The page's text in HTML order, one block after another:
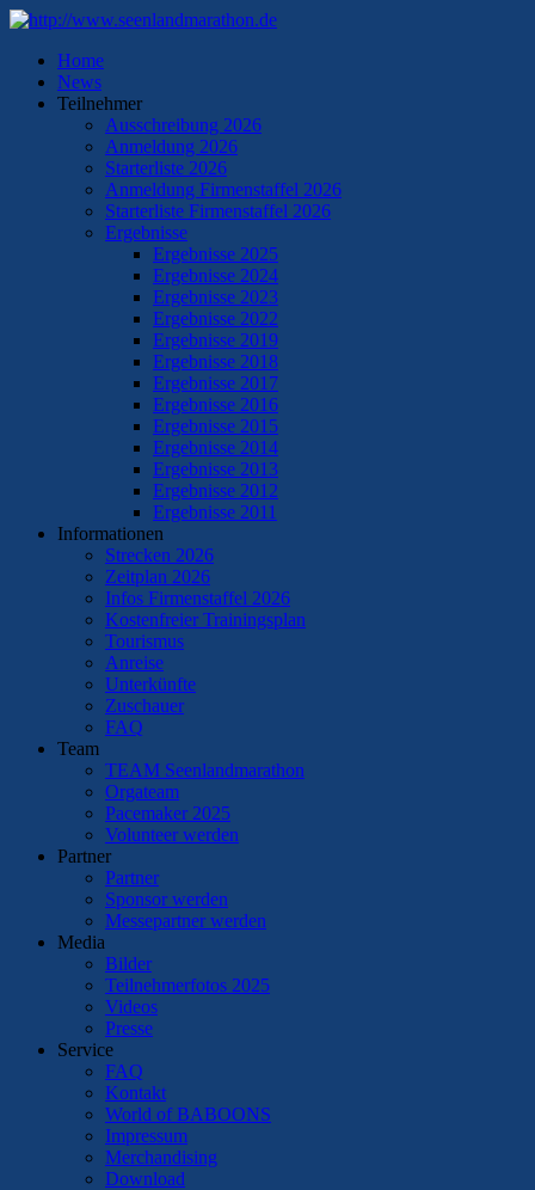
Home
News
Teilnehmer
Ausschreibung 2026
Anmeldung 2026
Starterliste 2026
Anmeldung Firmenstaffel 2026
Starterliste Firmenstaffel 2026
Ergebnisse
Ergebnisse 2025
Ergebnisse 2024
Ergebnisse 2023
Ergebnisse 2022
Ergebnisse 2019
Ergebnisse 2018
Ergebnisse 2017
Ergebnisse 2016
Ergebnisse 2015
Ergebnisse 2014
Ergebnisse 2013
Ergebnisse 2012
Ergebnisse 2011
Informationen
Strecken 2026
Zeitplan 2026
Infos Firmenstaffel 2026
Kostenfreier Trainingsplan
Tourismus
Anreise
Unterkünfte
Zuschauer
FAQ
Team
TEAM Seenlandmarathon
Orgateam
Pacemaker 2025
Volunteer werden
Partner
Partner
Sponsor werden
Messepartner werden
Media
Bilder
Teilnehmerfotos 2025
Videos
Presse
Service
FAQ
Kontakt
World of BABOONS
Impressum
Merchandising
Download